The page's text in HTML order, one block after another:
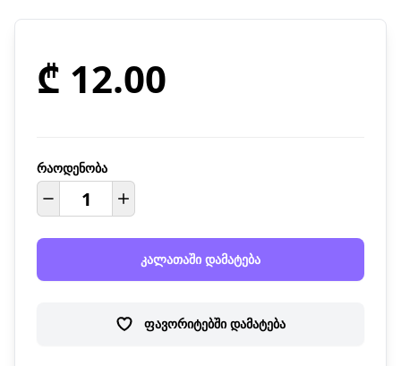
₾ 12.00
რაოდენობა
კალათაში დამატება
ფავორიტებში დამატება